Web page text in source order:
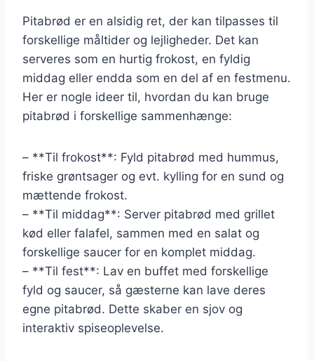
Pitabrød er en alsidig ret, der kan tilpasses til
forskellige måltider og lejligheder. Det kan
serveres som en hurtig frokost, en fyldig
middag eller endda som en del af en festmenu.
Her er nogle ideer til, hvordan du kan bruge
pitabrød i forskellige sammenhænge:
– **Til frokost**: Fyld pitabrød med hummus,
friske grøntsager og evt. kylling for en sund og
mættende frokost.
– **Til middag**: Server pitabrød med grillet
kød eller falafel, sammen med en salat og
forskellige saucer for en komplet middag.
– **Til fest**: Lav en buffet med forskellige
fyld og saucer, så gæsterne kan lave deres
egne pitabrød. Dette skaber en sjov og
interaktiv spiseoplevelse.